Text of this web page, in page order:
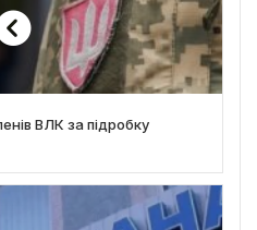
ВЛК за підробку